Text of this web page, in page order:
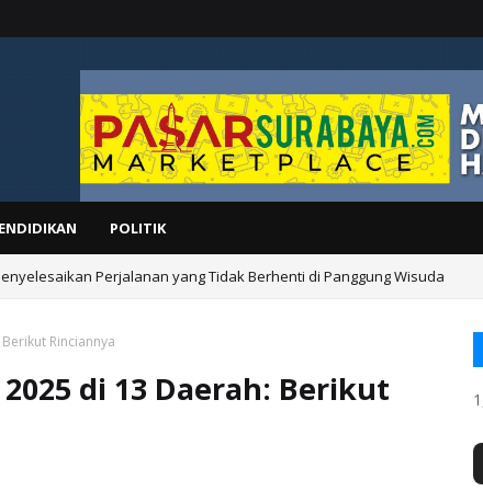
POLITIK
Perjalanan yang Tidak Berhenti di Panggung Wisuda
Rinciannya
di 13 Daerah: Berikut